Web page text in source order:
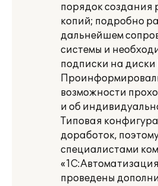
порядок создания
копий; подробно
дальнейшем
системы и
подписки на
возможности
и об
Типовая
доработок,
специалистами
проведены